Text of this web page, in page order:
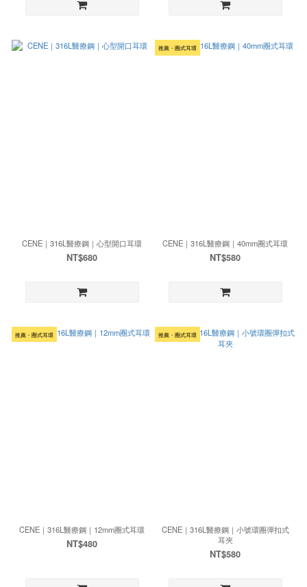
CENE｜316L醫療鋼｜心型開口耳環
NT$680
推薦・圈式耳環
CENE｜316L醫療鋼｜40mm圈式耳環
NT$580
推薦・圈式耳環
CENE｜316L醫療鋼｜12mm圈式耳環
NT$480
推薦・圈式耳環
CENE｜316L醫療鋼｜小號環圈彈扣式
耳夾
NT$580